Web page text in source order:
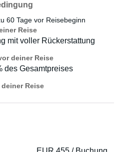
60 Tage vor Reisebeginn
Reise
mit voller Rückerstattung
deiner Reise
des Gesamtpreises
Reise